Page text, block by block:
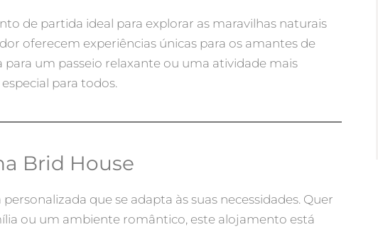
de partida ideal para explorar as maravilhas naturais
oferecem experiências únicas para os amantes de
para um passeio relaxante ou uma atividade mais
para todos.
Brid House
que se adapta às suas necessidades. Quer
ou um ambiente romântico, este alojamento está